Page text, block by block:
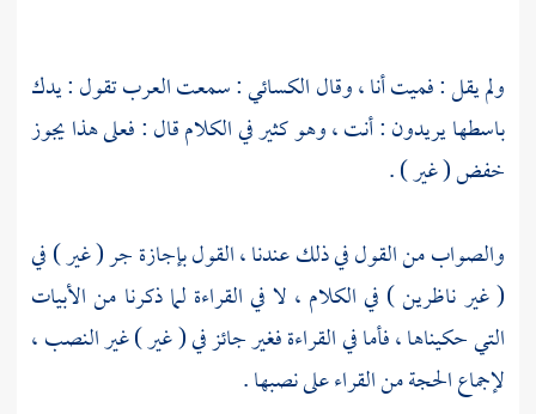
ولم يقل : فميت أنا ، وقالالكسائي: سمعت العرب تقول : يدك
باسطها يريدون : أنت ، وهو كثير في الكلام قال : فعلى هذا يجوز
خفض ( غير ) .
والصواب من القول في ذلك عندنا ، القول بإجازة جر ( غير ) في
( غير ناظرين ) في الكلام ، لا في القراءة لما ذكرنا من الأبيات
التي حكيناها ، فأما في القراءة فغير جائز في ( غير ) غير النصب ،
لإجماع الحجة من القراء على نصبها .